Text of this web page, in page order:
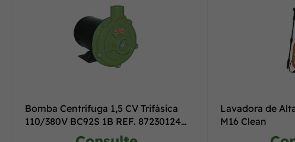
Bomba Centrífuga 1,5 CV Trifásica
110/380V BC92S 1B REF. 87230124-
Lavadora de
M16 Clean